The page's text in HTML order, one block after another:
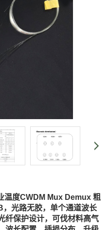
温度CWDM Mux Demux 粗
光路无胶，单个通道波长
纤保护设计，可伐材料高气